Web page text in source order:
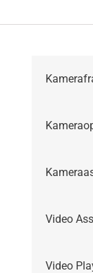
Video
Video